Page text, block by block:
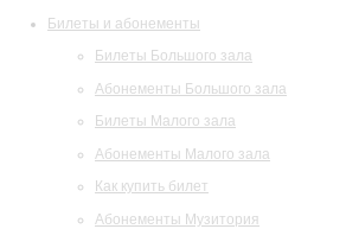
Билеты и абонементы
Билеты Большого зала
Абонементы Большого зала
Билеты Малого зала
Абонементы Малого зала
Как купить билет
Абонементы Музитория